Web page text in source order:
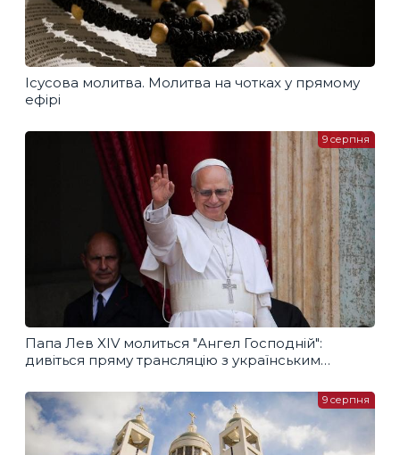
Ісусова молитва. Молитва на чотках у прямому
ефірі
Папа Лев XIV молиться "Ангел Господній":
дивіться пряму трансляцію з українським
9 серпня
9 серпня